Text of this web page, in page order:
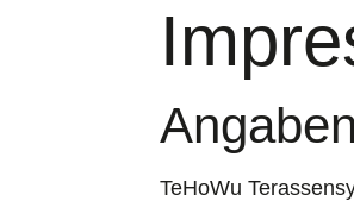
TeHoWu